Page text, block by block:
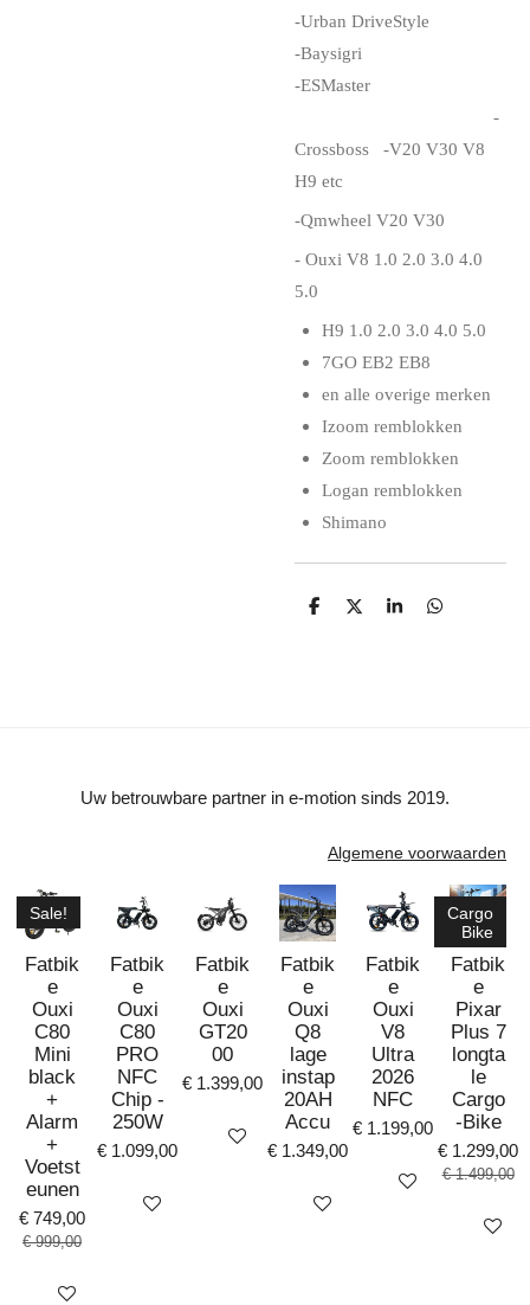
-Urban DriveStyle
-Baysigri
-ESMaster
-
Crossboss -V20 V30 V8
H9 etc
-Qmwheel V20 V30
- Ouxi V8 1.0 2.0 3.0 4.0
5.0
H9 1.0 2.0 3.0 4.0 5.0
7GO EB2 EB8
en alle overige merken
Izoom remblokken
Zoom remblokken
Logan remblokken
Shimano
D
D
S
D
Uw betrouwbare partner in e-motion sinds 2019.
Algemene voorwaarden
Sale!
Fatbik
e
Ouxi
C80
Mini
black
+
Alarm
+
Voetst
eunen
€ 749,00
€ 999,00
Bekijk details
Fatbik
e
Ouxi
C80
PRO
NFC
Chip -
250W
€ 1.099,00
Bekijk details
Fatbik
e
Ouxi
GT20
00
€ 1.399,00
Bekijk details
Fatbik
e
Ouxi
Q8
lage
instap
20AH
Accu
€ 1.349,00
Bekijk details
Fatbik
e
Ouxi
V8
Ultra
2026
NFC
€ 1.199,00
Bekijk details
Cargo
Bike
Fatbik
e
Pixar
Plus 7
longta
le
Cargo
-Bike
€ 1.299,00
€ 1.499,00
Bekijk